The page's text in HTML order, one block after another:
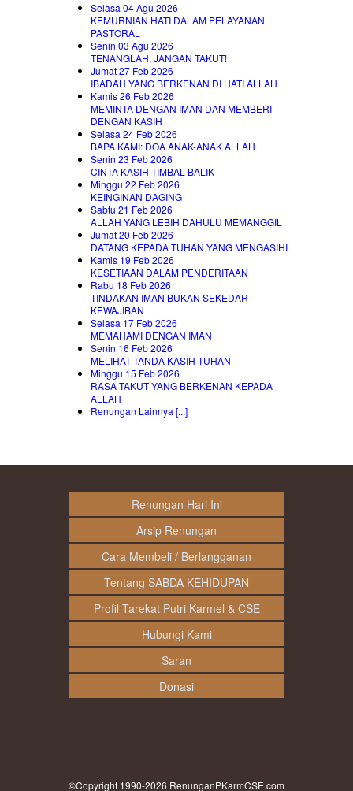
Selasa 04 Agu 2026
KEMURNIAN HATI DALAM PELAYANAN
PASTORAL
Senin 03 Agu 2026
TENANGLAH, JANGAN TAKUT!
Jumat 27 Feb 2026
IBADAH YANG BERKENAN DI HATI ALLAH
Kamis 26 Feb 2026
MEMINTA DENGAN IMAN DAN MEMBERI
DENGAN KASIH
Selasa 24 Feb 2026
BAPA KAMI: DOA ANAK-ANAK ALLAH
Senin 23 Feb 2026
CINTA KASIH TIMBAL BALIK
Minggu 22 Feb 2026
KEINGINAN DAGING
Sabtu 21 Feb 2026
ALLAH YANG LEBIH DAHULU MEMANGGIL
Jumat 20 Feb 2026
DATANG KEPADA TUHAN YANG MENGASIHI
Kamis 19 Feb 2026
KESETIAAN DALAM PENDERITAAN
Rabu 18 Feb 2026
TINDAKAN IMAN BUKAN SEKEDAR
KEWAJIBAN
Selasa 17 Feb 2026
MEMAHAMI DENGAN IMAN
Senin 16 Feb 2026
MELIHAT TANDA KASIH TUHAN
Minggu 15 Feb 2026
RASA TAKUT YANG BERKENAN KEPADA
ALLAH
Renungan Lainnya [...]
Renungan Hari Ini
Arsip Renungan
Cara Membeli / Berlangganan
Tentang SABDA KEHIDUPAN
Profil Tarekat Putri Karmel & CSE
Hubungi Kami
Saran
Donasi
©Copyright 1990-2026 RenunganPKarmCSE.com